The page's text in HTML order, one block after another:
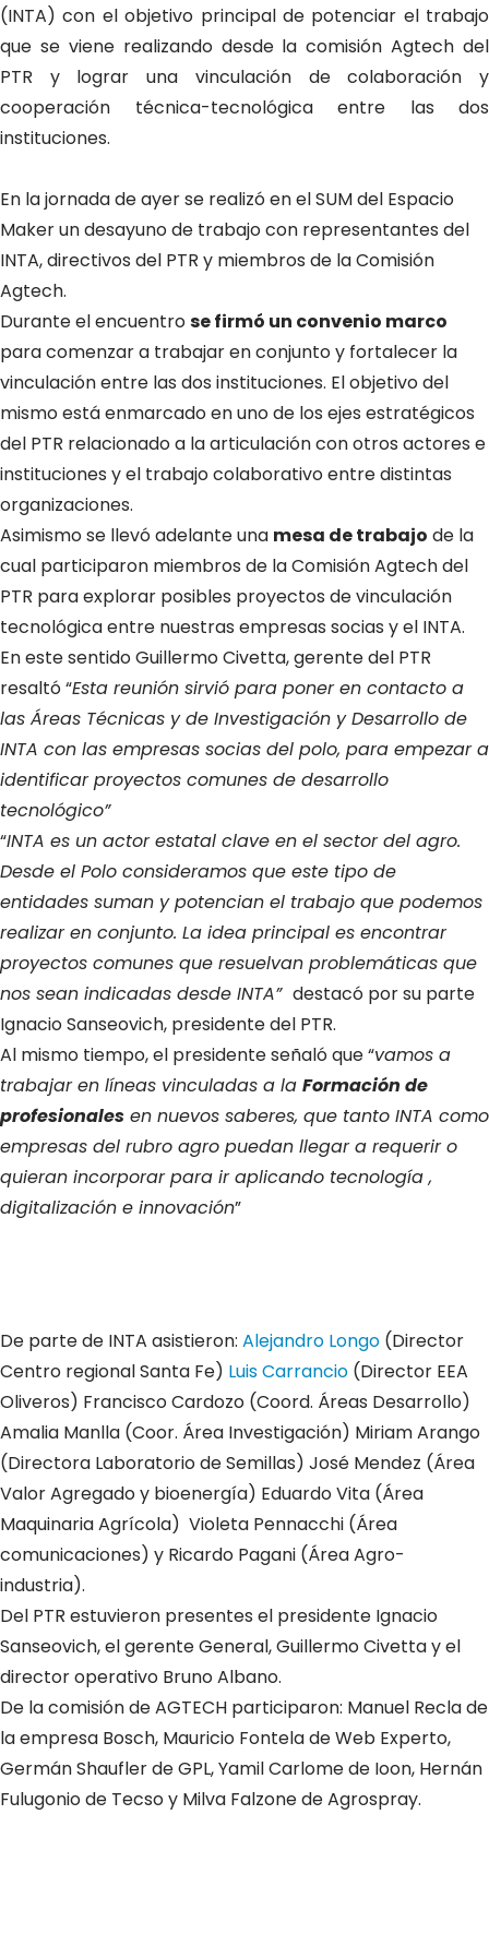
(INTA) con el objetivo principal de potenciar el trabajo
que se viene realizando desde la comisión Agtech del
PTR y lograr una vinculación de colaboración y
cooperación técnica-tecnológica entre las dos
instituciones.
En la jornada de ayer se realizó en el SUM del Espacio
Maker un desayuno de trabajo con representantes del
INTA, directivos del PTR y miembros de la Comisión
Agtech.
Durante el encuentrose firmó un convenio marco
para comenzar a trabajar en conjunto y fortalecer la
vinculación entre las dos instituciones. El objetivo del
mismo está enmarcado en uno de los ejes estratégicos
del PTR relacionado a la articulación con otros actores e
instituciones y el trabajo colaborativo entre distintas
organizaciones.
Asimismo se llevó adelante una mesa de trabajo de la
cual participaron miembros de la Comisión Agtech del
PTR para explorar posibles proyectos de vinculación
tecnológica entre nuestras empresas socias y el INTA.
En este sentido Guillermo Civetta, gerente del PTR
resaltó “Esta reunión sirvió para poner en contacto a
las Áreas Técnicas y de Investigación y Desarrollo de
INTA con las empresas socias del polo, para empezar a
identificar proyectos comunes de desarrollo
tecnológico”
“INTA es un actor estatal clave en el sector del agro.
Desde el Polo consideramos que este tipo de
entidades suman y potencian el trabajo que podemos
realizar en conjunto. La idea principal es encontrar
proyectos comunes que resuelvan problemáticas que
nos sean indicadas desde INTA” destacó por su parte
Ignacio Sanseovich, presidente del PTR.
Al mismo tiempo, el presidente señaló que “vamos a
trabajar en líneas vinculadas a la Formación de
profesionales en nuevos saberes, que tanto INTA como
empresas del rubro agro puedan llegar a requerir o
quieran incorporar para ir aplicando tecnología ,
digitalización e innovación”
De parte de INTA asistieron: Alejandro Longo (Director
Centro regional Santa Fe) Luis Carrancio (Director EEA
Oliveros) Francisco Cardozo (Coord. Áreas Desarrollo)
Amalia Manlla (Coor. Área Investigación) Miriam Arango
(Directora Laboratorio de Semillas) José Mendez (Área
Valor Agregado y bioenergía) Eduardo Vita (Área
Maquinaria Agrícola) Violeta Pennacchi (Área
comunicaciones) y Ricardo Pagani (Área Agro-
industria).
Del PTR estuvieron presentes el presidente Ignacio
Sanseovich, el gerente General, Guillermo Civetta y el
director operativo Bruno Albano.
De la comisión de AGTECH participaron: Manuel Recla de
la empresa Bosch, Mauricio Fontela de Web Experto,
Germán Shaufler de GPL, Yamil Carlome de Ioon, Hernán
Fulugonio de Tecso y Milva Falzone de Agrospray.